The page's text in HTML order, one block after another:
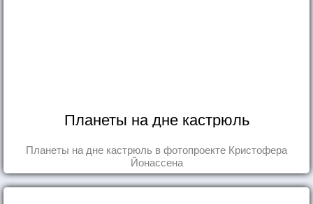
Планеты на дне кастрюль
Планеты на дне кастрюль в фотопроекте Кристофера
Йонассена